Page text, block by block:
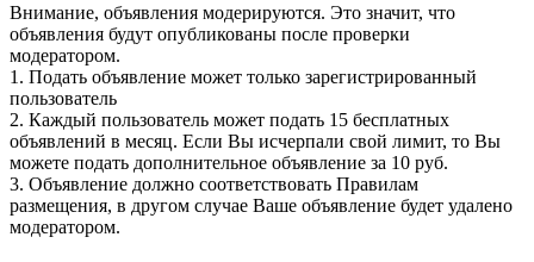
Внимание, объявления модерируются. Это значит, что
объявления будут опубликованы после проверки
модератором.
1. Подать объявление может только зарегистрированный
пользователь
2. Каждый пользователь может подать 15 бесплатных
объявлений в месяц. Если Вы исчерпали свой лимит, то Вы
можете подать дополнительное объявление за 10 руб.
3. Объявление должно соответствовать Правилам
размещения, в другом случае Ваше объявление будет удалено
модератором.